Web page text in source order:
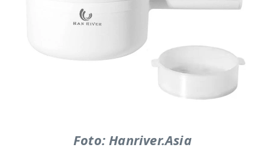
Foto: Hanriver.Asia